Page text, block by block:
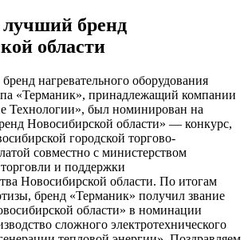
бренд
области
нагревательного оборудования
«Терманик», принадлежащий компании
Технологии», был номинирован на
Новосибирской области» — конкурс,
городской торгово-
совместно с министерством
и поддержки
Новосибирской области. По итогам
бренд «Терманик» получил звание
области» в номинации
сложного электротехнического